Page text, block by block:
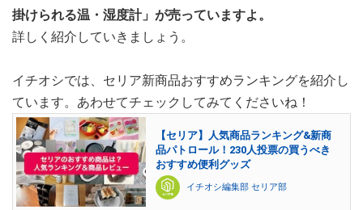
掛けられる温・湿度計」が売っていますよ。
詳しく紹介していきましょう。
イチオシでは、セリア新商品おすすめランキングを紹介し
ています。あわせてチェックしてみてくださいね！
【セリア】人気商品ランキング&新商
品パトロール！230人投票の買うべき
おすすめ便利グッズ
イチオシ編集部 セリア部